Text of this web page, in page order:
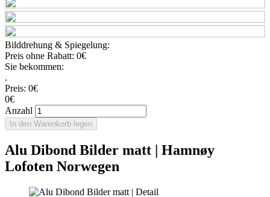
Bilddrehung & Spiegelung:
Preis ohne Rabatt: 0€
Sie bekommen:
.
Preis: 0€
0€
Anzahl
In den Warenkorb legen
Alu Dibond Bilder matt | Hamnøy
Lofoten Norwegen